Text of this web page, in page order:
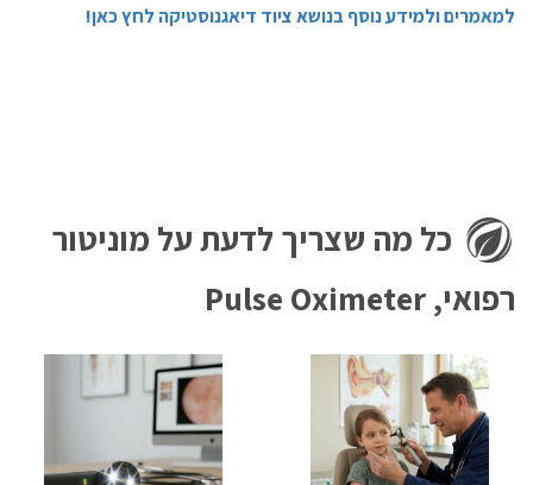
למאמרים ולמידע נוסף בנושא ציוד דיאגנוסטיקה לחץ כאן!
כל מה שצריך לדעת על מוניטור
רפואי, Pulse Oximeter